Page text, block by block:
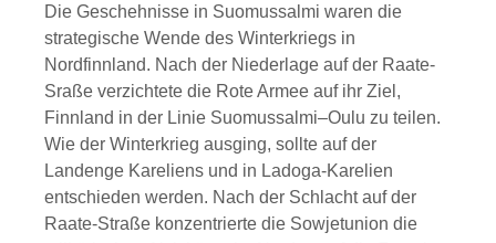
Die Geschehnisse in Suomussalmi waren die
strategische Wende des Winterkriegs in
Nordfinnland. Nach der Niederlage auf der Raate-
Sraße verzichtete die Rote Armee auf ihr Ziel,
Finnland in der Linie Suomussalmi–Oulu zu teilen.
Wie der Winterkrieg ausging, sollte auf der
Landenge Kareliens und in Ladoga-Karelien
entschieden werden. Nach der Schlacht auf der
Raate-Straße konzentrierte die Sowjetunion die